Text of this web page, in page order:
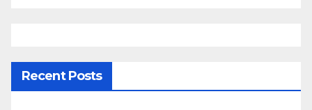
Recent Posts